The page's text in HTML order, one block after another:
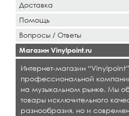
Доставка
Помощь
Вопросы / Ответы
Магазин Vinylpoint.ru
Интернет-магазин
профессиональной
на музыкальном рынке. Мы
товары исключительного
разнообразия, но и